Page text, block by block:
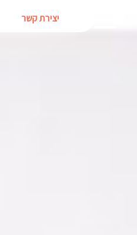
יצירת קשר